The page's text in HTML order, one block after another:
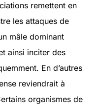
remettent en
les attaques de
mâle dominant
ainsi inciter des
En d’autres
reviendrait à
organismes de